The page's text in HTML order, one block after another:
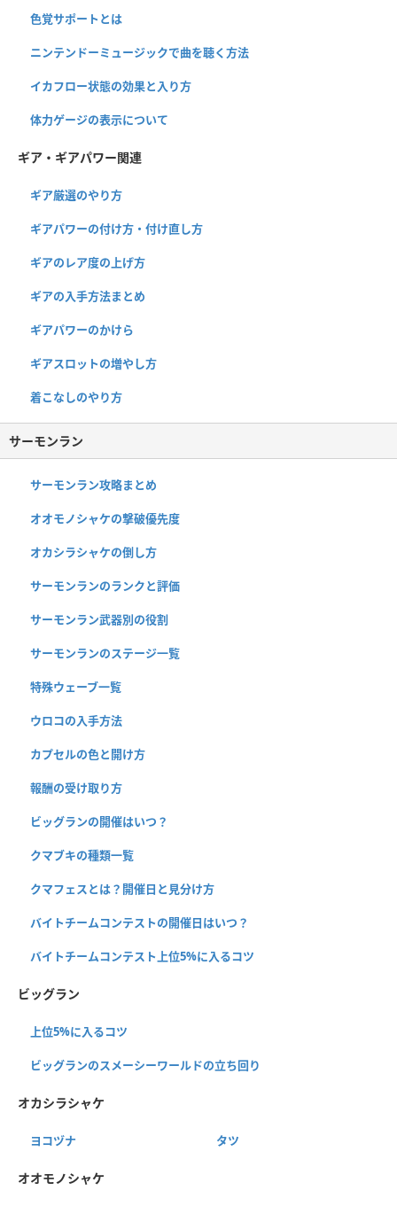
色覚サポートとは
ニンテンドーミュージックで曲を聴く方法
イカフロー状態の効果と入り方
体力ゲージの表示について
ギア・ギアパワー関連
ギア厳選のやり方
ギアパワーの付け方・付け直し方
ギアのレア度の上げ方
ギアの入手方法まとめ
ギアパワーのかけら
ギアスロットの増やし方
着こなしのやり方
サーモンラン
サーモンラン攻略まとめ
オオモノシャケの撃破優先度
オカシラシャケの倒し方
サーモンランのランクと評価
サーモンラン武器別の役割
サーモンランのステージ一覧
特殊ウェーブ一覧
ウロコの入手方法
カプセルの色と開け方
報酬の受け取り方
ビッグランの開催はいつ？
クマブキの種類一覧
クマフェスとは？開催日と見分け方
バイトチームコンテストの開催日はいつ？
バイトチームコンテスト上位5%に入るコツ
ビッグラン
上位5%に入るコツ
ビッグランのスメーシーワールドの立ち回り
オカシラシャケ
ヨコヅナ タツ
オオモノシャケ